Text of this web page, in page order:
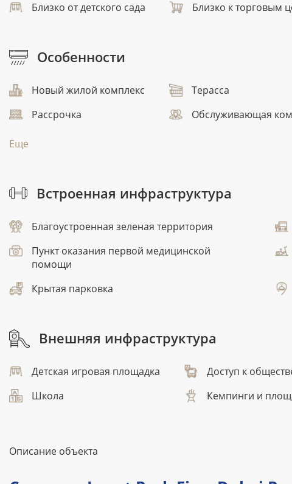
Близко от детского сада
Близко к торговым
Особенности
Новый жилой комплекс Терасса
Рассрочка
Обслуживающая
Еще
Встроенная инфраструктура
Благоустроенная зеленая территория
Пункт оказания первой медицинской
помощи
Крытая парковка
Внешняя инфраструктура
Детская игровая площадка Доступ к
Школа
Кемпинги и
Описание объекта